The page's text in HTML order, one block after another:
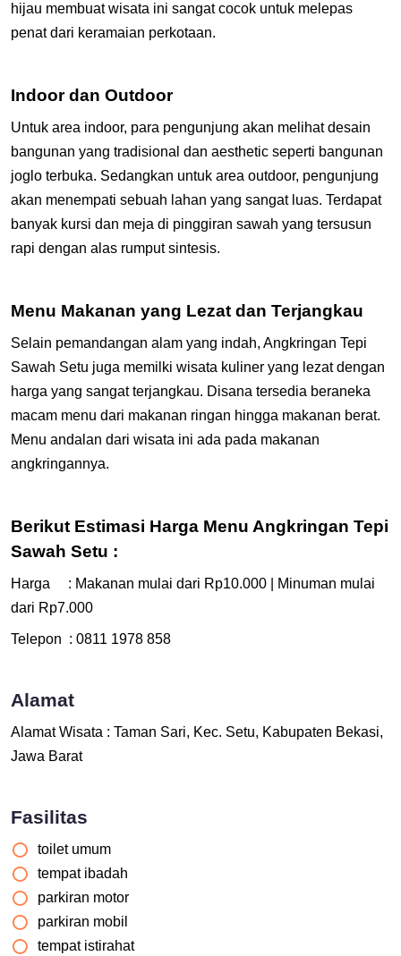
hijau membuat wisata ini sangat cocok untuk melepas
penat dari keramaian perkotaan.
Indoor dan Outdoor
Untuk area indoor, para pengunjung akan melihat desain
bangunan yang tradisional dan aesthetic seperti bangunan
joglo terbuka. Sedangkan untuk area outdoor, pengunjung
akan menempati sebuah lahan yang sangat luas. Terdapat
banyak kursi dan meja di pinggiran sawah yang tersusun
rapi dengan alas rumput sintesis.
Menu Makanan yang Lezat dan Terjangkau
Selain pemandangan alam yang indah, Angkringan Tepi
Sawah Setu juga memilki wisata kuliner yang lezat dengan
harga yang sangat terjangkau. Disana tersedia beraneka
macam menu dari makanan ringan hingga makanan berat.
Menu andalan dari wisata ini ada pada makanan
angkringannya.
Berikut Estimasi Harga Menu Angkringan Tepi
Sawah Setu :
Harga : Makanan mulai dari Rp10.000 | Minuman mulai
dari Rp7.000
Telepon : 0811 1978 858
Alamat
Alamat Wisata : Taman Sari, Kec. Setu, Kabupaten Bekasi,
Jawa Barat
Fasilitas
toilet umum
tempat ibadah
parkiran motor
parkiran mobil
tempat istirahat